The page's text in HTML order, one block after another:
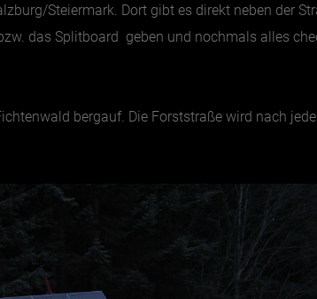
Steiermark. Dort gibt es direkt neben der
das Splitboard geben und nochmals alles
bergauf. Die Forststraße wird nach